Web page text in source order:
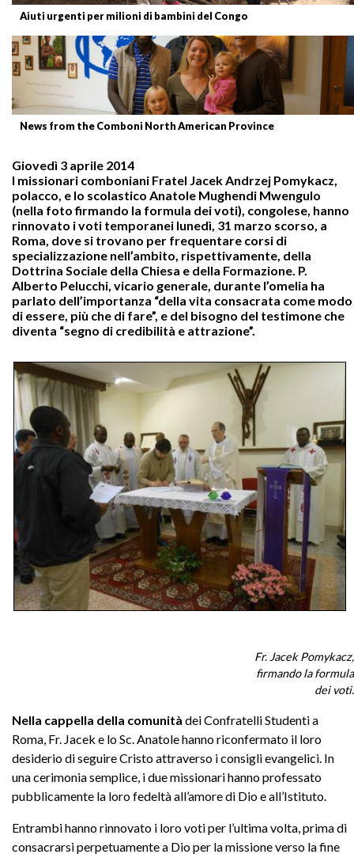
Aiuti urgenti per milioni di bambini del Congo
News from the Comboni North American Province
Giovedì 3 aprile 2014
I missionari comboniani Fratel Jacek Andrzej Pomykacz,
polacco, e lo scolastico Anatole Mughendi Mwengulo
(nella foto firmando la formula dei voti), congolese, hanno
rinnovato i voti temporanei lunedì, 31 marzo scorso, a
Roma, dove si trovano per frequentare corsi di
specializzazione nell’ambito, rispettivamente, della
Dottrina Sociale della Chiesa e della Formazione. P.
Alberto Pelucchi, vicario generale, durante l’omelia ha
parlato dell’importanza “della vita consacrata come modo
di essere, più che di fare”, e del bisogno del testimone che
diventa “segno di credibilità e attrazione”.
Fr. Jacek Pomykacz,
firmando la formula
dei voti.
Nella cappella della comunità dei Confratelli Studenti a
Roma, Fr. Jacek e lo Sc. Anatole hanno riconfermato il loro
desiderio di seguire Cristo attraverso i consigli evangelici. In
una cerimonia semplice, i due missionari hanno professato
pubblicamente la loro fedeltà all’amore di Dio e all’Istituto.
Entrambi hanno rinnovato i loro voti per l’ultima volta, prima di
consacrarsi perpetuamente a Dio per la missione verso la fine